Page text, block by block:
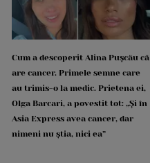
Cum a descoperit Alina Pușcău că
are cancer. Primele semne care
au trimis-o la medic. Prietena ei,
Olga Barcari, a povestit tot: „Și în
Asia Express avea cancer, dar
nimeni nu știa, nici ea”